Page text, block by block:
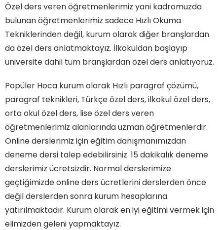
Özel ders veren öğretmenlerimiz yani kadromuzda
bulunan öğretmenlerimiz sadece Hızlı Okuma
Tekniklerinden değil, kurum olarak diğer branşlardan
da özel ders anlatmaktayız. İlkokuldan başlayıp
üniversite dahil tüm branşlardan özel ders anlatıyoruz.
Popüler Hoca kurum olarak Hızlı paragraf çözümü,
paragraf teknikleri, Türkçe özel ders, ilkokul özel ders,
orta okul özel ders, lise özel ders veren
öğretmenlerimiz alanlarında uzman öğretmenlerdir.
Online derslerimiz için eğitim danışmanımızdan
deneme dersi talep edebilirsiniz. 15 dakikalık deneme
derslerimiz ücretsizdir. Normal derslerimize
geçtiğimizde online ders ücretlerini derslerden önce
değil derslerden sonra kurum hesaplarına
yatırılmaktadır. Kurum olarak en iyi eğitimi vermek için
elimizden geleni yapmaktayız.